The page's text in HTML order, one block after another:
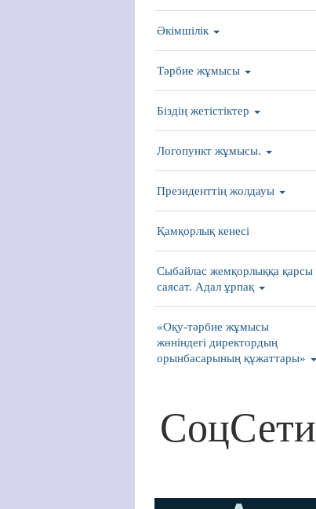
Әкімшілік
Тәрбие жұмысы
Біздің жетістіктер
Логопункт жұмысы.
Президенттің жолдауы
Қамқорлық кенесі
Сыбайлас жемқорлыққа қарсы
саясат. Адал ұрпақ
«Оқу-тәрбие жұмысы
жөніндегі директордың
орынбасарының құжаттары»
СоцСети